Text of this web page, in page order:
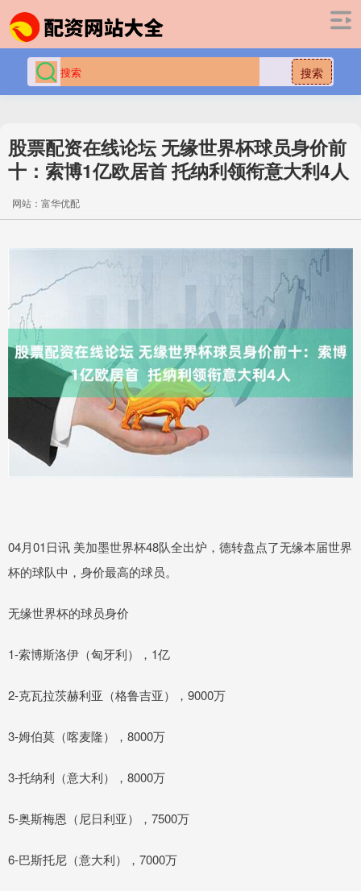
搜索
股票配资在线论坛 无缘世界杯球员身价前
十：索博1亿欧居首 托纳利领衔意大利4人
网站：富华优配
04月01日讯 美加墨世界杯48队全出炉，德转盘点了无缘本届世界
杯的球队中，身价最高的球员。
无缘世界杯的球员身价
1-索博斯洛伊（匈牙利），1亿
2-克瓦拉茨赫利亚（格鲁吉亚），9000万
3-姆伯莫（喀麦隆），8000万
3-托纳利（意大利），8000万
5-奥斯梅恩（尼日利亚），7500万
6-巴斯托尼（意大利），7000万